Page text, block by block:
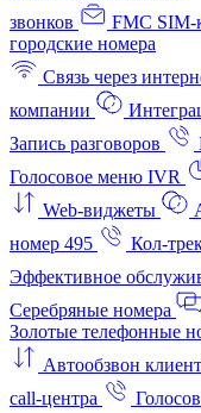
звонков
FMC SIM-
городские номера
Связь через
компании
Запись разговоров
Голосовое меню IVR
Web-виджеты
номер 495
Кол-
Эффективное
Серебряные номера
Золотые телефонные
Автообзвон
call-центра